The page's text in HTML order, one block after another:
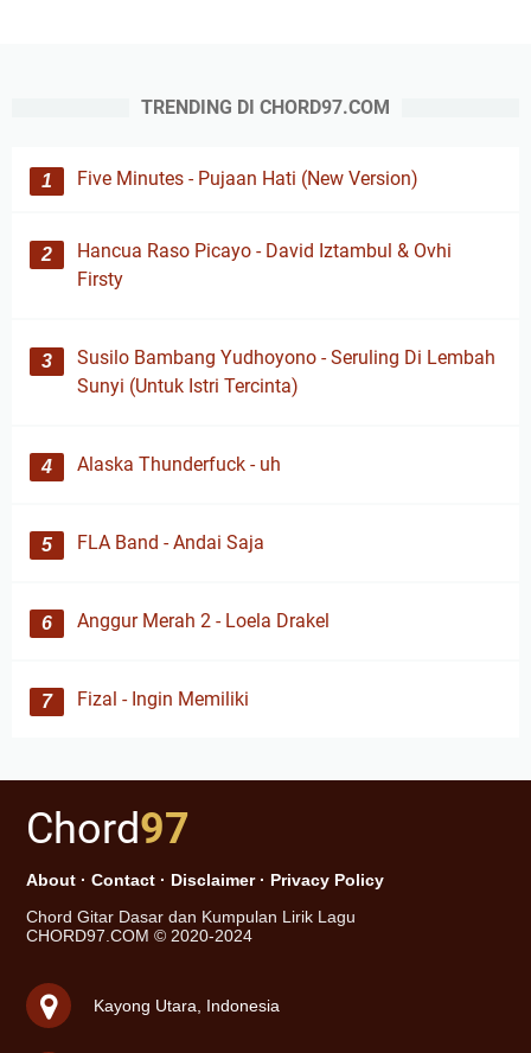
TRENDING DI CHORD97.COM
Five Minutes - Pujaan Hati (New Version)
Hancua Raso Picayo - David Iztambul & Ovhi
Firsty
Susilo Bambang Yudhoyono - Seruling Di Lembah
Sunyi (Untuk Istri Tercinta)
Alaska Thunderfuck - uh
FLA Band - Andai Saja
Anggur Merah 2 - Loela Drakel
Fizal - Ingin Memiliki
Chord97
About · Contact · Disclaimer· Privacy Policy
Chord Gitar Dasar dan Kumpulan Lirik Lagu
CHORD97.COM © 2020-2024
Kayong Utara, Indonesia